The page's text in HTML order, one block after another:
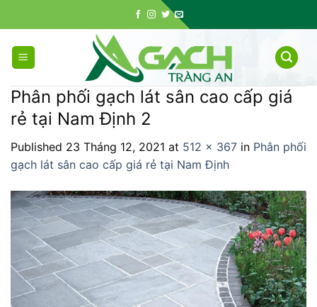
to
content
Phân phối gạch lát sân cao cấp giá
rẻ tại Nam Định 2
Published 23 Tháng 12, 2021 at 512 × 367 in Phân phối
gạch lát sân cao cấp giá rẻ tại Nam Định